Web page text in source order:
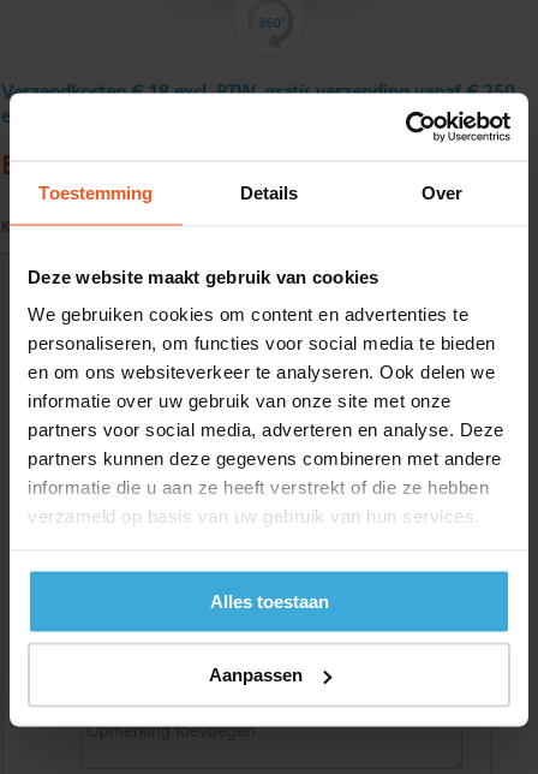
Toestemming Details Over
Deze website maakt gebruik van cookies
We gebruiken cookies om content en advertenties te
personaliseren, om functies voor social media te bieden
en om ons websiteverkeer te analyseren. Ook delen we
informatie over uw gebruik van onze site met onze
partners voor social media, adverteren en analyse. Deze
partners kunnen deze gegevens combineren met andere
informatie die u aan ze heeft verstrekt of die ze hebben
verzameld op basis van uw gebruik van hun services.
Alles toestaan
Aanpassen
Verzendkosten € 18 excl. BTW, gratis verzending vanaf € 250
excl. BTW
Buisprofiel, gebeitst 70 x 40 x 2 mm
Kwaliteit: E220/E235 CR1/CR2 volgens EN10305-5-S2
Gewenste
lengtemaat in
(max. 2000 mm)
+/- 2 mm lengtetolerantie
Materiaalkosten
Alle bedragen zijn excl. 21% BTW